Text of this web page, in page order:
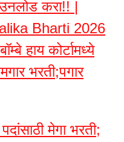
करा!! |
Bharti 2026
बॉम्बे हाय कोर्टामध्ये
भरती;पगार
मेगा भरती;